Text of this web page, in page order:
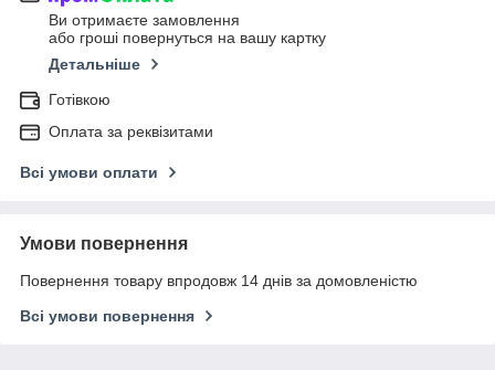
Ви отримаєте замовлення
або гроші повернуться на вашу картку
Детальніше
Готівкою
Оплата за реквізитами
Всі умови оплати
Умови повернення
Повернення товару впродовж 14 днів за домовленістю
Всі умови повернення